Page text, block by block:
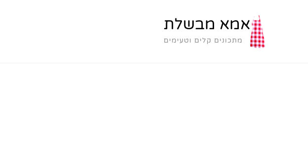
אמא מבשלת
מתכונים קלים וטעימים